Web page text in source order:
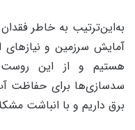
به‌این‌ترتیب به خاطر
آمایش سرزمین و نیازهای
هستیم و از این
سدسازی‌ها برای حفاظت
برق داریم و با انباشت